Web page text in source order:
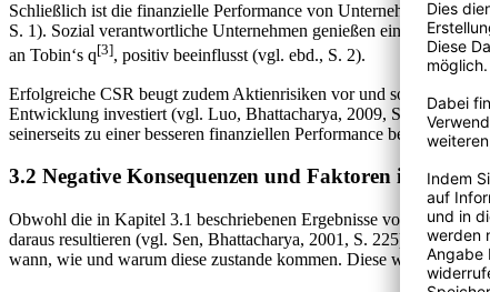
Schließlich ist die finanzielle Performance von Unternehmen einer
S. 1). Sozial verantwortliche Unternehmen genießen eine höhere
an Tobin‘s q[3], positiv beeinflusst (vgl. ebd., S. 2).
Erfolgreiche CSR beugt zudem Aktienrisiken vor und sorgt daher
Entwicklung investiert (vgl. Luo, Bhattacharya, 2009, S. 206-
seinerseits zu einer besseren finanziellen Performance beitragen
3.2 Negative Konsequenzen und Faktoren ihrer
Obwohl die in Kapitel 3.1 beschriebenen Ergebnisse von CSR-
daraus resultieren (vgl. Sen, Bhattacharya, 2001, S. 225).
wann, wie und warum diese zustande kommen. Diese werden in